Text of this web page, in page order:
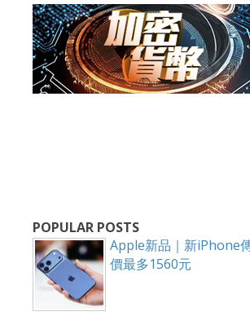
POPULAR POSTS
Apple新品｜新iPhone
價最多1560元